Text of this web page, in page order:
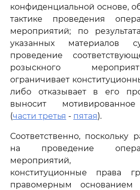
конфиденциальной основе,
тактике проведения
мероприятий; по
указанных материалов
проведение
розыскного
ограничивает
либо отказывает в его
выносит
(части третья - пятая).
Соответственно, поскольку
на проведение
мероприятий,
конституционные права
правомерным основанием